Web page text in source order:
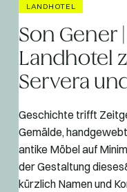
LANDHOTEL
Son Gener
Landhotel
Servera
Geschichte trifft
Gemälde,
antike Möbel auf
der Gestaltung
kürzlich Namen und